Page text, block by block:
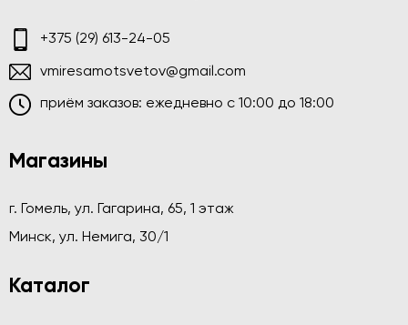
+375 (29) 613-24-05
vmiresamotsvetov@gmail.com
приём заказов: ежедневно c 10:00 до 18:00
Магазины
г. Гомель, ул. Гагарина, 65, 1 этаж
Минск, ул. Немига, 30/1
Каталог